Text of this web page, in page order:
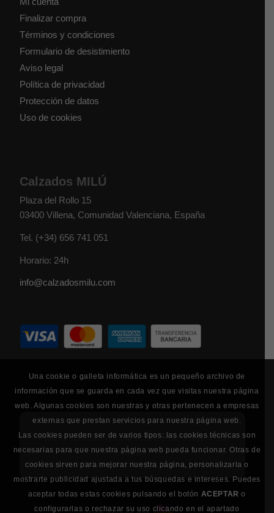
Finalizar compra
Términos y condiciones
Formulario de desistimiento
Aviso legal
Política de privacidad
Protección de datos
Uso de cookies
Calzados MILÚ
Plaza del Rollo 15
03400 Villena, Comunidad Valenciana, España
Tel. (+34) 656 741 051
Horario: 24h
info@calzadosmilu.com
Para la correcta visualización, debe aceptar las
cookies.
Una cookie o galleta informática es un pequeño archivo de
información que se guarda en cada vez que visitas nuestra página
web. Algunas cookies son nuestras y otras pertenecen a empresas
externas que prestan servicios para nuestra página web.
Las cookies pueden ser de varios tipos: las cookies técnicas son
necesarias para que nuestra página web pueda funcionar. Otras de
cookies sirven para mejorar nuestra página, personalizarla o
mostrarte publicidad ajustada a tus búsquedas e intereses. Puedes
aceptar todas estas cookies pulsando el botón ACEPTAR o
configurarlas o rechazar su uso clicando en el apartado